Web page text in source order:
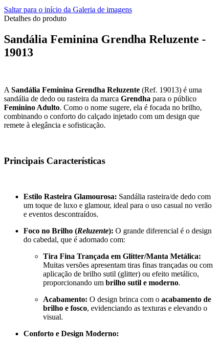
Saltar para o início da Galeria de imagens
Detalhes do produto
Sandália Feminina Grendha Reluzente -
19013
A Sandália Feminina Grendha Reluzente (Ref. 19013) é uma
sandália de dedo ou rasteira da marca Grendha para o público
Feminino Adulto. Como o nome sugere, ela é focada no brilho,
combinando o conforto do calçado injetado com um design que
remete à elegância e sofisticação.
Principais Características
Estilo Rasteira Glamourosa: Sandália rasteira/de dedo com
um toque de luxo e glamour, ideal para o uso casual no verão
e eventos descontraídos.
Foco no Brilho (Reluzente): O grande diferencial é o design
do cabedal, que é adornado com:
Tira Fina Trançada em Glitter/Manta Metálica:
Muitas versões apresentam tiras finas trançadas ou com
aplicação de brilho sutil (glitter) ou efeito metálico,
proporcionando um brilho sutil e moderno.
Acabamento: O design brinca com o acabamento de
brilho e fosco, evidenciando as texturas e elevando o
visual.
Conforto e Design Moderno: